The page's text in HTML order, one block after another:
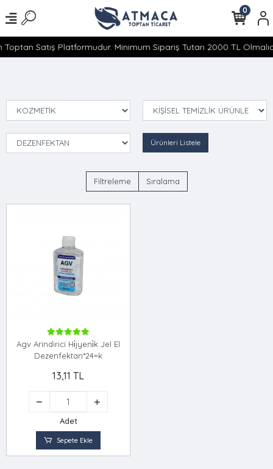
Satış Platformudur. Minimum Sipariş Tutarı 2000 TL
0
Ürünleri Listele
Filtreleme Sıralama
Agv Arindirici Hi̇jyeni̇k Jel El
Dezenfektan*24=k
13,11 TL
Adet
Sepete Ekle